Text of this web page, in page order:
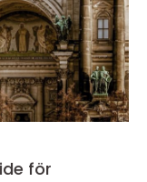
för